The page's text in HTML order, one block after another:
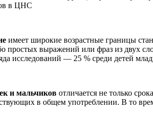
в ЦНС
имеет широкие возрастные границы
простых выражений или фраз из двух
исследований — 25 % среди детей
и мальчиков отличается не только
в общем употреблении. В то